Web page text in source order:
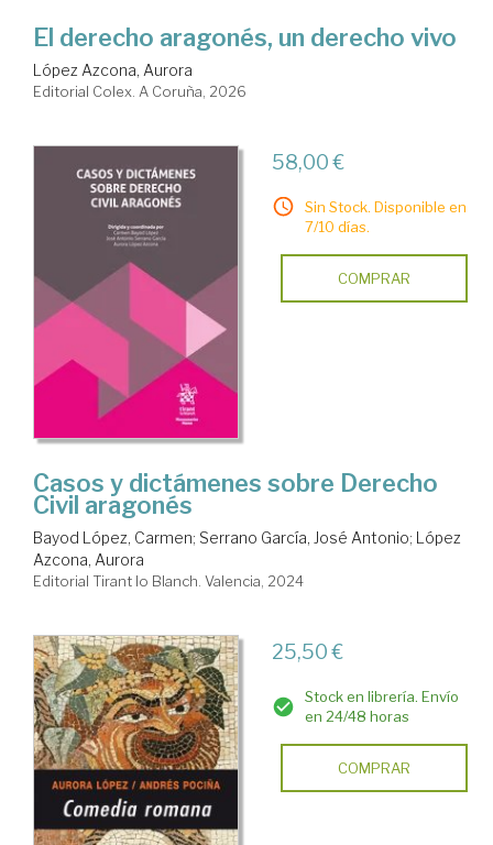
El derecho aragonés, un derecho vivo
López Azcona, Aurora
Editorial Colex. A Coruña, 2026
58,00 €
Sin Stock. Disponible en
7/10 días.
COMPRAR
Casos y dictámenes sobre Derecho
Civil aragonés
Bayod López, Carmen; Serrano García, José Antonio; López
Azcona, Aurora
Editorial Tirant lo Blanch. Valencia, 2024
25,50 €
Stock en librería. Envío
en 24/48 horas
COMPRAR